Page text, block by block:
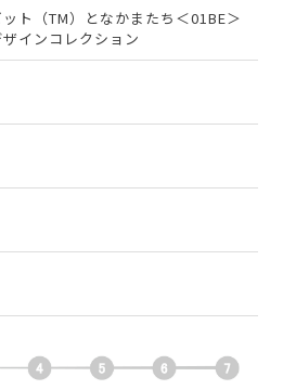
ト（TM）となかまたち＜01BE＞
インコレクション